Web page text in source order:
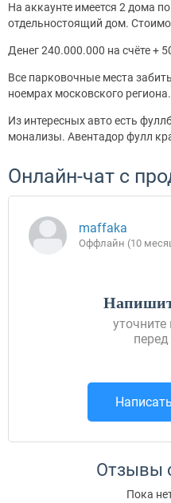
На аккаунте имеется 2 дома
отдельностоящий дом.
Денег 240.000.000 на счёте +
Все парковочные места
ноемрах московского региона.
Из интересных авто есть
монализы. Авентадор фулл
Онлайн-чат с
maffaka
Оффлайн (10
Отзывы
Пока